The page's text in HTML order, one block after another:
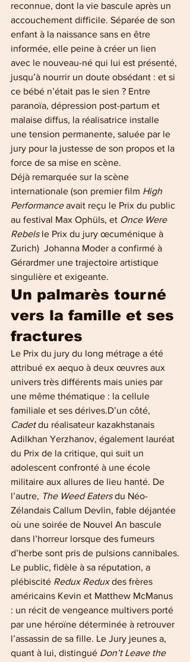
reconnue, dont la vie bascule après un
accouchement difficile. Séparée de son
enfant à la naissance sans en être
informée, elle peine à créer un lien
avec le nouveau-né qui lui est présenté,
jusqu’à nourrir un doute obsédant : et si
ce bébé n’était pas le sien ? Entre
paranoïa, dépression post-partum et
malaise diffus, la réalisatrice installe
une tension permanente, saluée par le
jury pour la justesse de son propos et la
force de sa mise en scène.
Déjà remarquée sur la scène
internationale (son premier film High
Performance avait reçu le Prix du public
au festival Max Ophüls, et Once Were
Rebels le Prix du jury œcuménique à
Zurich)  Johanna Moder a confirmé à
Gérardmer une trajectoire artistique
singulière et exigeante.
Un palmarès tourné
vers la famille et ses
fractures
Le Prix du jury du long métrage a été
attribué ex aequo à deux œuvres aux
univers très différents mais unies par
une même thématique : la cellule
familiale et ses dérives.D’un côté,
Cadet du réalisateur kazakhstanais
Adilkhan Yerzhanov, également lauréat
du Prix de la critique, qui suit un
adolescent confronté à une école
militaire aux allures de lieu hanté. De
l’autre, The Weed Eaters du Néo-
Zélandais Callum Devlin, fable déjantée
où une soirée de Nouvel An bascule
dans l’horreur lorsque des fumeurs
d’herbe sont pris de pulsions cannibales.
Le public, fidèle à sa réputation, a
plébiscité Redux Redux des frères
américains Kevin et Matthew McManus
: un récit de vengeance multivers porté
par une héroïne déterminée à retrouver
l’assassin de sa fille. Le Jury jeunes a,
quant à lui, distingué Don’t Leave the